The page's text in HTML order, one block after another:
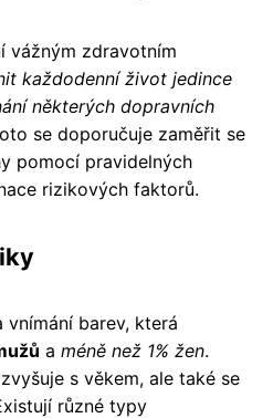
vážným zdravotním
každodenní život jedince
některých dopravních
se doporučuje zaměřit se
pomocí pravidelných
rizikových faktorů.
vnímání barev, která
a méně než 1% žen.
s věkem, ale také se
různé typy